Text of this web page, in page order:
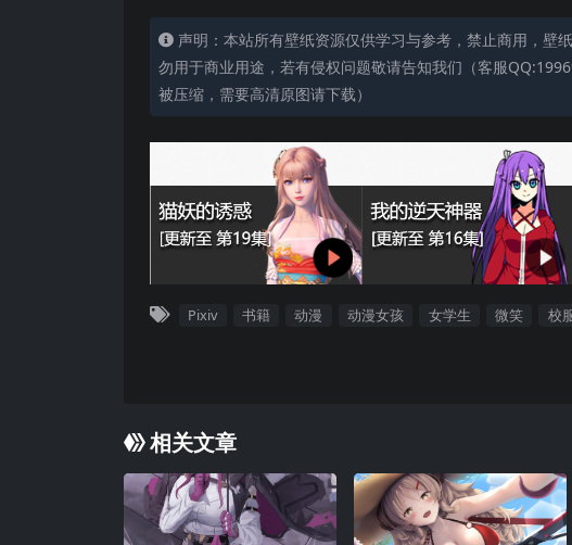
声明：本站所有壁纸资源仅供学习与参考，禁止商用，壁
勿用于商业用途，若有侵权问题敬请告知我们（客服
被压缩，需要高清原图请下载）
Pixiv 书籍 动漫 动漫女孩 女学生 微笑 校
相关文章